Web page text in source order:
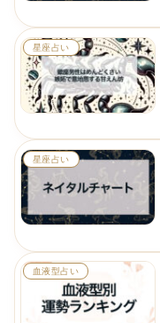
星座占い
星座占い
血液型占い